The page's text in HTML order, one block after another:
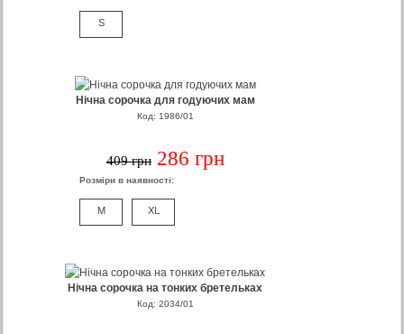
S
Нічна сорочка для годуючих мам
Код: 1986/01
409 грн 286 грн
Розміри в наявності:
M XL
Нічна сорочка на тонких бретельках
Код: 2034/01